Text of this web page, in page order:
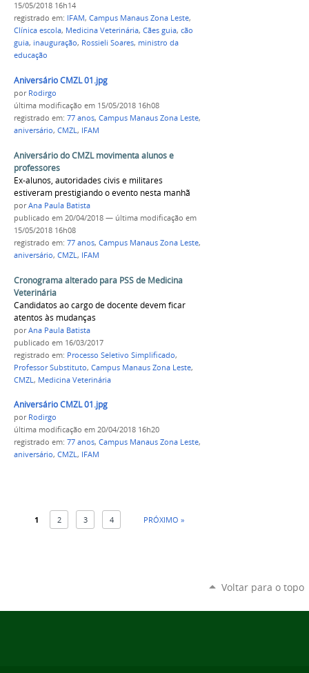
15/05/2018 16h14
registrado em: IFAM, Campus Manaus Zona Leste,
Clínica escola, Medicina Veterinária, Cães guia, cão
guia, inauguração, Rossieli Soares, ministro da
educação
Aniversário CMZL 01.jpg
por Rodirgo
última modificação em 15/05/2018 16h08
registrado em: 77 anos, Campus Manaus Zona Leste,
aniversário, CMZL, IFAM
Aniversário do CMZL movimenta alunos e
professores
Ex-alunos, autoridades civis e militares
estiveram prestigiando o evento nesta manhã
porAna Paula Batista
publicado em 20/04/2018 — última modificação em
15/05/2018 16h08
registrado em: 77 anos, Campus Manaus Zona Leste,
aniversário, CMZL, IFAM
Cronograma alterado para PSS de Medicina
Veterinária
Candidatos ao cargo de docente devem ficar
atentos às mudanças
porAna Paula Batista
publicado em 16/03/2017
registrado em: Processo Seletivo Simplificado,
Professor Substituto, Campus Manaus Zona Leste,
CMZL , Medicina Veterinária
Aniversário CMZL 01.jpg
por Rodirgo
última modificação em 20/04/2018 16h20
registrado em: 77 anos, Campus Manaus Zona Leste,
aniversário, CMZL, IFAM
1 2 3 4 PRÓXIMO »
Voltar para o topo